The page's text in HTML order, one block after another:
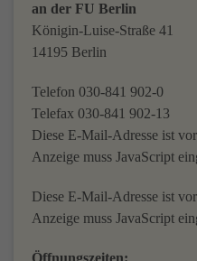
an der FU Berlin
Königin-Luise-Straße 41
14195 Berlin
Telefon 030-841 902-0
Telefax 030-841 902-13
Diese E-Mail-Adresse ist
Anzeige muss JavaScript
Diese E-Mail-Adresse ist
Anzeige muss JavaScript
Öffnungszeiten: